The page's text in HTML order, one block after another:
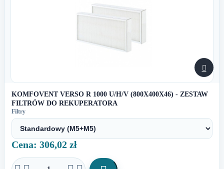

KOMFOVENT VERSO R 1000 U/H/V (800X400X46) - ZESTAW
FILTRÓW DO REKUPERATORA
Filtry
Cena: 306,02 zł